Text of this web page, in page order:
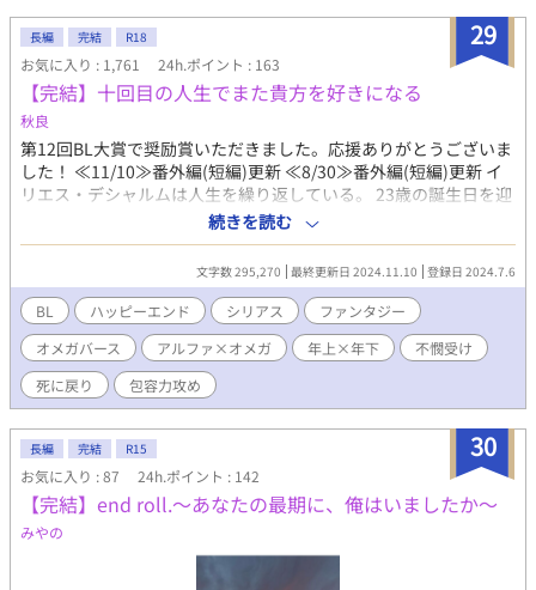
せんので、苦手な方はご注意ください。 ※受けの自傷行為や攻め
の他傷行為 ※流血、殺人表現あります。受けが心を開いた人が殺
されます。ご注意ください ※この物語は完全にフィクションで
す。 実在の人物・国・団体・事件等とは一切関係ありません。
29
長編 完結 R18
お気に入り : 1,761 24h.ポイント : 163
【完結】十回目の人生でまた貴方を好きになる
秋良
第12回BL大賞で奨励賞いただきました。応援ありがとうございま
した！ ≪11/10≫番外編(短編)更新 ≪8/30≫番外編(短編)更新 イ
リエス・デシャルムは人生を繰り返している。 23歳の誕生日を迎
えてからひと月後に命を落としたはずなのに、次に目覚めると必
ず14歳の誕生日へと戻っている。何度死のうと、どうやって命を
絶たれようとも、必ず人生は戻ってしまう。それを幾度も幾度も
繰り返して、ついに10回目となった。理由はわからない。原因も
わからない。 死んでは戻り、また人生を繰り返す。オメガとして
家族に虐げられ、ひどい折檻を受けるあの日々を……。 イリエス
には想い人がいた。 〈一度目〉の人生で一目で心を奪われたクラ
ヴリー公爵家の次男、ディオン・クラヴリーだ。 自分の家族と違
って、優しく明るく穏やかに接してくれるディオンに、イリエス
している。だから何度となく繰り返す人生のなかで彼のことは諦
めた。諦めないとやっていけなかった。 だから、彼のことはただ
遠くで想っていられれば、それでよかった。 彼の幸せを、彼の知
らぬところで想い続けていれば、ただそれだけでよかったのだ。
しかし、運命は残酷だ。 〈10回目〉の人生を迎えたイリエスの不
可思議な運命の歯車は、イリエスの想いに逆らうように、ついに
続きを読む
文字数 295,270 最終更新日 2024.11.10 登録日 2024.7.6
BL ハッピーエンド シリアス
ファンタジー
オメガバース
アルファ×オメガ 年上×年下
不憫受け
死に戻り
包容力攻め
30
長編 完結 R15
お気に入り : 87 24h.ポイント : 142
【完結】end roll.〜あなたの最期に、俺はいましたか〜
みやの